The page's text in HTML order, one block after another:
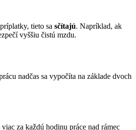
tieto sa sčítajú. Napríklad, ak
vyššiu čistú mzdu.
nadčas sa vypočíta na základe dvoch
za každú hodinu práce nad rámec